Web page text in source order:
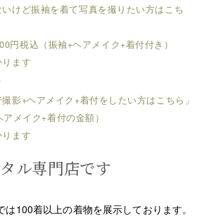
いけど振袖を着て写真を撮りたい方はこち
円税込（振袖+ヘアメイク+着付付き）
ます
撮影+ヘアメイク+着付をしたい方はこちら」
メイク+着付の金額）
ます
ル専門店です
100着以上の着物を展示しております。